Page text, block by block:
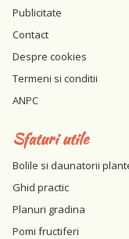
Publicitate
Contact
Despre cookies
Termeni si conditii
ANPC
Sfaturi utile
Bolile si daunatorii
Ghid practic
Planuri gradina
Pomi fructiferi